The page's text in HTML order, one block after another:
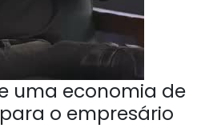
uma economia de
o empresário